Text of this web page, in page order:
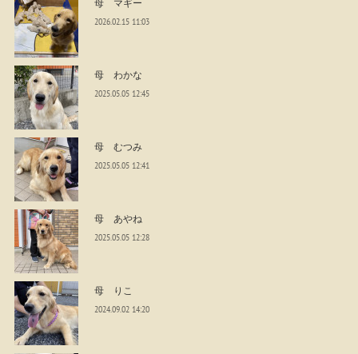
2026.02.15 11:03
母 わかな
2025.05.05 12:45
母 むつみ
2025.05.05 12:41
母 あやね
2025.05.05 12:28
母 りこ
2024.09.02 14:20